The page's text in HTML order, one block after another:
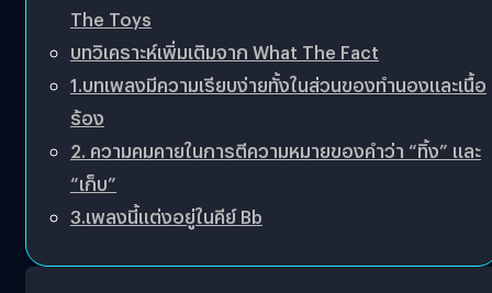
The Toys
บทวิเคราะห์เพิ่มเติมจาก What The Fact
1.บทเพลงมีความเรียบง่ายทั้งในส่วนของทำนองและเนื้อ
ร้อง
2. ความคมคายในการตีความหมายของคำว่า “ทิ้ง” และ
“เก็บ”
3.เพลงนี้แต่งอยู่ในคีย์ Bb